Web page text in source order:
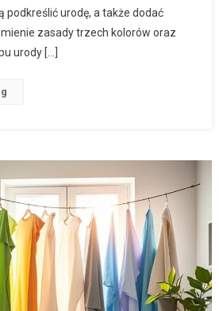
podkreślić urodę, a także dodać
zasady trzech kolorów oraz
urody […]